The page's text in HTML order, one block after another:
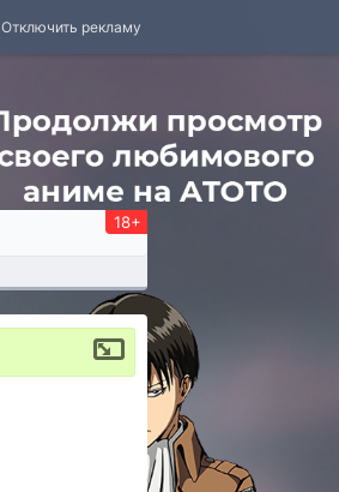
Отключить рекламу
18+